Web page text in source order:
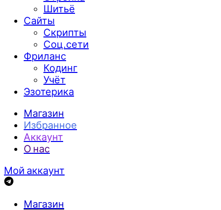
Шитьё
Сайты
Скрипты
Соц.сети
Фриланс
Кодинг
Учёт
Эзотерика
Магазин
Избранное
Аккаунт
О нас
Мой аккаунт
Магазин